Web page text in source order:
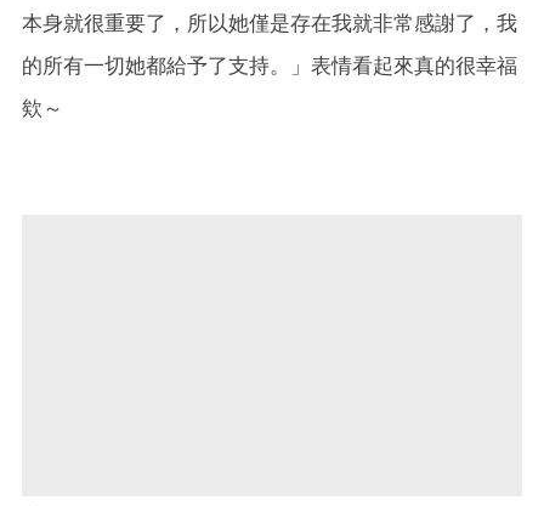
本身就很重要了，所以她僅是存在我就非常感謝了，我
的所有一切她都給予了支持。」表情看起來真的很幸福
欸～